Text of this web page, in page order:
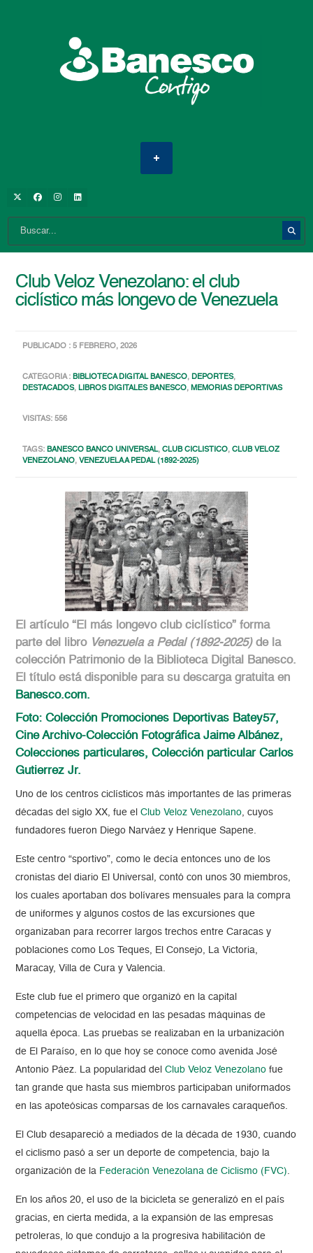
Club Veloz Venezolano: el club
ciclístico más longevo de Venezuela
PUBLICADO : 5 FEBRERO, 2026
CATEGORIA :BIBLIOTECA DIGITAL BANESCO,DEPORTES,
DESTACADOS,LIBROS DIGITALES BANESCO,MEMORIAS DEPORTIVAS
VISITAS: 556
TAGS:BANESCO BANCO UNIVERSAL,CLUB CICLISTICO,CLUB VELOZ
VENEZOLANO,VENEZUELA A PEDAL (1892-2025)
El artículo “El más longevo club ciclístico” forma
parte del libro Venezuela a Pedal (1892-2025)de la
colección Patrimonio de la Biblioteca Digital Banesco.
El título está disponible para su descarga gratuita en
Banesco.com.
Foto: Colección Promociones Deportivas Batey57,
Cine Archivo-Colección Fotográfica Jaime Albánez,
Colecciones particulares, Colección particular Carlos
Gutierrez Jr.
Uno de los centros ciclísticos más importantes de las primeras
décadas del siglo XX, fue elClub Veloz Venezolano, cuyos
fundadores fueron Diego Narváez y Henrique Sapene.
Este centro “sportivo”, como le decía entonces uno de los
cronistas del diario El Universal, contó con unos 30 miembros,
los cuales aportaban dos bolívares mensuales para la compra
de uniformes y algunos costos de las excursiones que
organizaban para recorrer largos trechos entre Caracas y
poblaciones como Los Teques, El Consejo, La Victoria,
Maracay, Villa de Cura y Valencia.
Este club fue el primero que organizó en la capital
competencias de velocidad en las pesadas máquinas de
aquella época. Las pruebas se realizaban en la urbanización
de El Paraíso, en lo que hoy se conoce como avenida José
Antonio Páez. La popularidad delClub Veloz Venezolano fue
tan grande que hasta sus miembros participaban uniformados
en las apoteósicas comparsas de los carnavales caraqueños.
El Club desapareció a mediados de la década de 1930, cuando
el ciclismo pasó a ser un deporte de competencia, bajo la
organización de la Federación Venezolana de Ciclismo (FVC).
En los años 20, el uso de la bicicleta se generalizó en el país
gracias, en cierta medida, a la expansión de las empresas
petroleras, lo que condujo a la progresiva habilitación de